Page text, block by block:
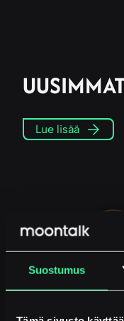
Suostumus
Lue lisää